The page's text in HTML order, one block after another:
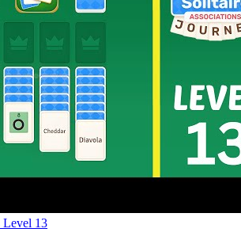
Level 13